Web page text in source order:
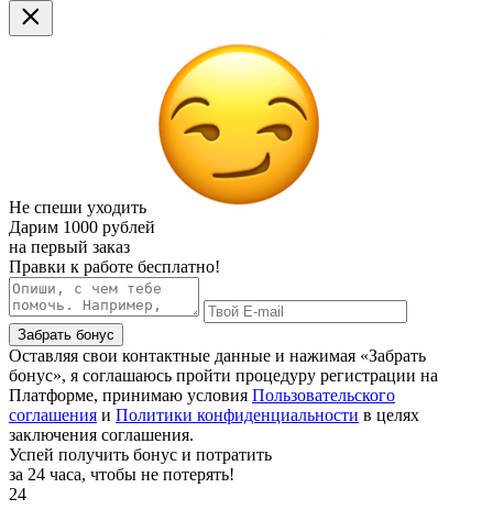
Не спеши уходить
Дарим 1000 рублей
на первый заказ
Правки к работе бесплатно!
Забрать бонус
Оставляя свои контактные данные и нажимая «Забрать
бонус», я соглашаюсь пройти процедуру регистрации на
Платформе, принимаю условия Пользовательского
соглашения и Политики конфиденциальности в целях
заключения соглашения.
Успей получить бонус и потратить
за 24 часа, чтобы не потерять!
24